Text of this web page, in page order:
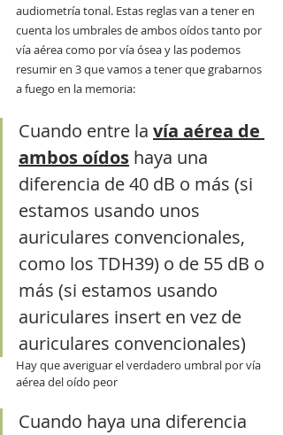
audiometría tonal. Estas reglas van a tener en
cuenta los umbrales de ambos oídos tanto por
vía aérea como por vía ósea y las podemos
resumir en 3 que vamos a tener que grabarnos
a fuego en la memoria:
Cuando entre la vía aérea de
ambos oídos haya una
diferencia de 40 dB o más (si
estamos usando unos
auriculares convencionales,
como los TDH39) o de 55 dB o
más (si estamos usando
auriculares insert en vez de
auriculares convencionales)
Hay que averiguar el verdadero umbral por vía
aérea del oído peor
Cuando haya una diferencia